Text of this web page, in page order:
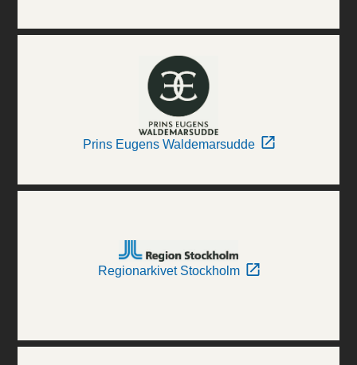
Prins Eugens Waldemarsudde
Regionarkivet Stockholm